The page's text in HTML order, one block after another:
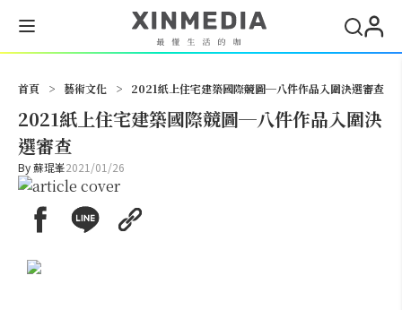
首頁 > 藝術文化 > 2021紙上住宅建築國際競圖─八件作品入圍決選審查
2021紙上住宅建築國際競圖─八件作品入圍決
選審查
By蘇琨峯2021/01/26